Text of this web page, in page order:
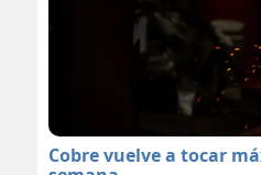
Cobre vuelve a tocar